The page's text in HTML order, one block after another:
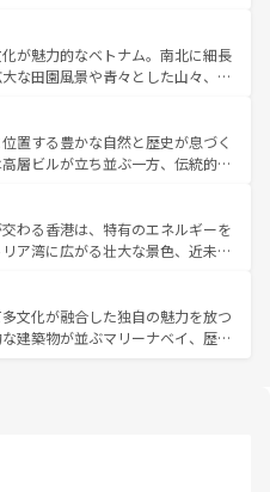
ーツなど、バラエティ豊かな料理
お、新着の台湾情報は コンテンツ一覧を参
四季折々の自然美を楽しむことが
や焼肉、絶品のストリートフード
理が待っている。夜には、韓国な
韓国の多彩な魅力を心ゆくまで味
てみてほしい。 なお、新着の韓国情報はコンテンツ一
が魅力的なベトナム。南北に細長
な田園風景や青々とした山々、世
息づく。ハノイの古い町並みやホ
治時代の建物も、独特の雰囲気を
バラエティの豊かさとおいしさで
ー、ベトナムコーヒーなどは、ぜ
の地域を訪れてもあたたかい人々
ので、きっと忘れられない旅にな
置する豊かな自然と歴史が息づく
層ビルが立ち並ぶ一方、伝統的な
北部ではチェンマイなどの山岳地
部ではプーケットやクラビの美し
を楽しむことができる。タイ料理
暖で、どの季節にも異なる楽しみ
すいタイの人々、仏教を中心とし
光資源が、訪れる旅人を魅了し続
わる香港は、特有のエネルギーを
ア湾に広がる壮大な景色、近未来
するはず。観光スポットが密集し
ろを回れるのも魅力。息をのむよ
験まで、香港を存分に楽しみ尽く
文化が融合した独自の魅力を放つ
建築物が並ぶマリーナベイ、歴史
風情を楽しめる外せないスポット